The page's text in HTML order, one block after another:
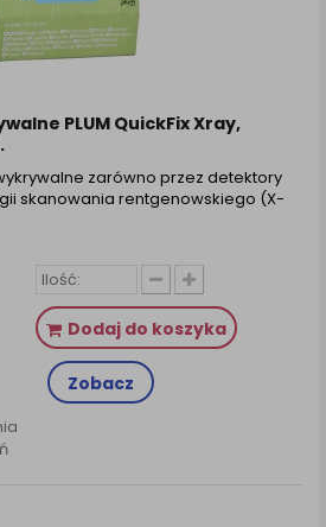
PLUM QuickFix Xray,
zarówno przez detektory
skanowania rentgenowskiego (X-
Dodaj do koszyka
Zobacz